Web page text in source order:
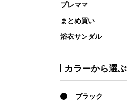
プレママ
まとめ買い
浴衣サンダル
カラーから選ぶ
ブラック